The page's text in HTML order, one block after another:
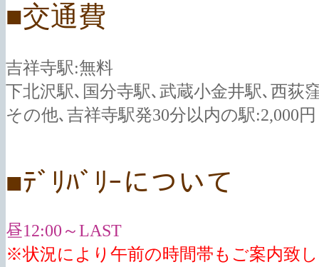
■交通費
吉祥寺駅:無料
下北沢駅､国分寺駅､武蔵小金井駅､西荻
その他､吉祥寺駅発30分以内の駅:2,000円
■ﾃﾞﾘﾊﾞﾘｰについて
昼12:00～LAST
※状況により午前の時間帯もご案内致